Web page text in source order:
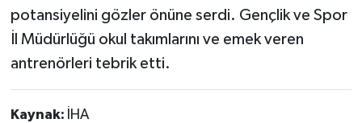
potansiyelini gözler önüne serdi. Gençlik ve Spor
İl Müdürlüğü okul takımlarını ve emek veren
antrenörleri tebrik etti.
Kaynak: İHA